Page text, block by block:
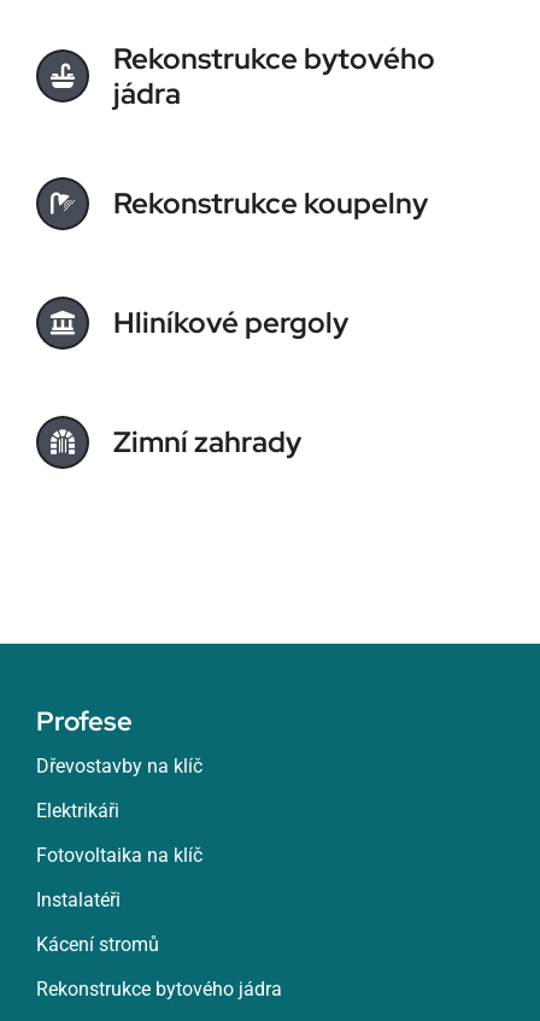
Rekonstrukce bytového
jádra
Rekonstrukce koupelny
Hliníkové pergoly
Zimní zahrady
Profese
Dřevostavby na klíč
Elektrikáři
Fotovoltaika na klíč
Instalatéři
Kácení stromů
Rekonstrukce bytového jádra